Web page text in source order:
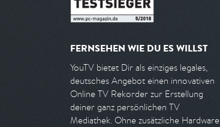
FERNSEHEN WIE DU ES WILLST
YouTV bietet Dir als einziges legales,
deutsches Angebot einen innovativen
Online TV Rekorder zur Erstellung
deiner ganz persönlichen TV
Mediathek. Ohne zusätzliche Hardware